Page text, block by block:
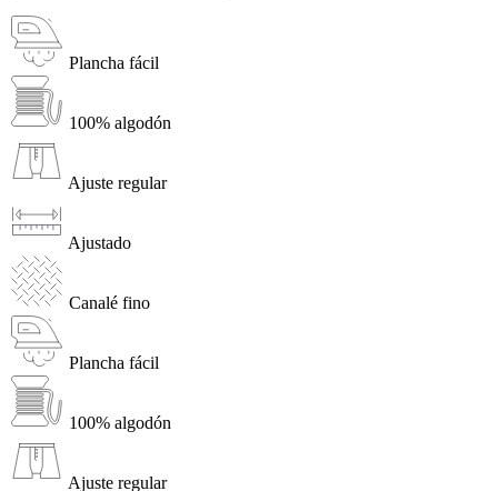
Plancha fácil
100% algodón
Ajuste regular
Ajustado
Canalé fino
Plancha fácil
100% algodón
Ajuste regular